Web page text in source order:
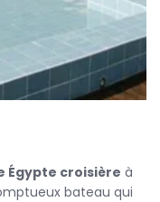
Égypte croisière à
bateau qui